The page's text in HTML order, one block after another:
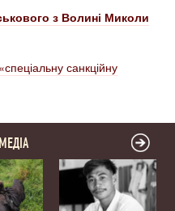
з Волині Миколи
санкційну